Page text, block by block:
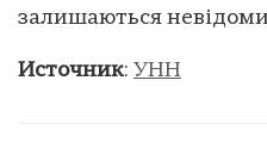
залишаються
Источник: УНН